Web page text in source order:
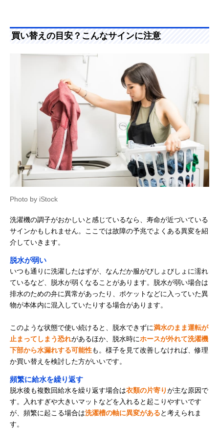
買い替えの目安？こんなサインに注意
Photo by iStock
洗濯機の調子がおかしいと感じているなら、寿命が近づいている
サインかもしれません。ここでは故障の予兆でよくある異変を紹
介していきます。
脱水が弱い
いつも通りに洗濯したはずが、なんだか服がびしょびしょに濡れ
ているなど、脱水が弱くなることがあります。脱水が弱い場合は
排水のための弁に異常があったり、ポケットなどに入っていた異
物が本体内に混入していたりする場合があります。
このような状態で使い続けると、脱水できずに満水のまま運転が
止まってしまう恐れがあるほか、脱水時にホースが外れて洗濯機
下部から水漏れする可能性も。様子を見て改善しなければ、修理
か買い替えを検討した方がいいです。
頻繁に給水を繰り返す
脱水後も複数回給水を繰り返す場合は衣類の片寄りが主な原因で
す。入れすぎや大きいマットなどを入れると起こりやすいです
が、頻繁に起こる場合は洗濯槽の軸に異変があると考えられま
す。